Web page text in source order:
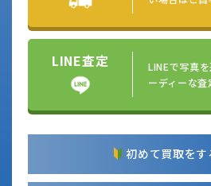
LINE査定 LINEで写真
ーディーな査
初めて買取をす